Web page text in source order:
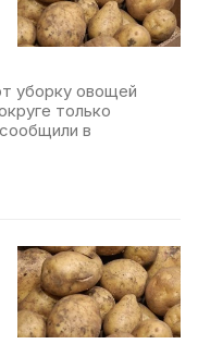
уборку овощей
только
в